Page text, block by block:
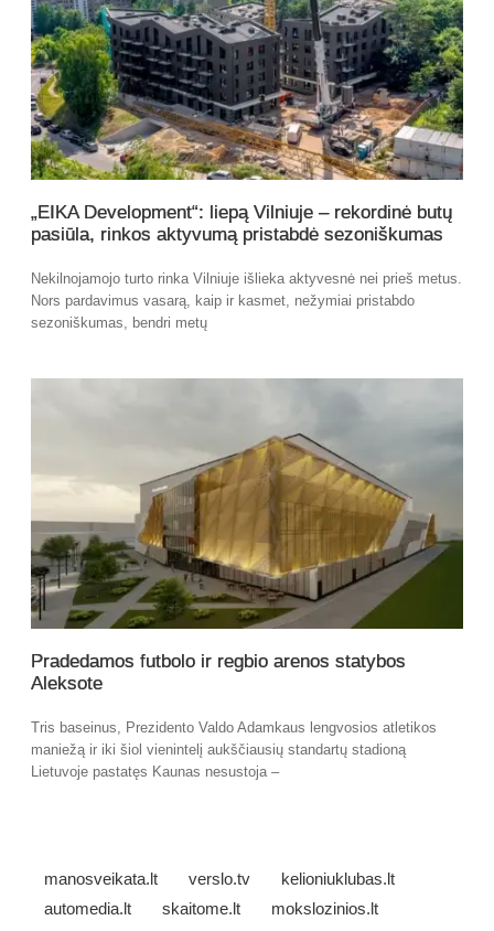
„EIKA Development“: liepą Vilniuje – rekordinė butų
pasiūla, rinkos aktyvumą pristabdė sezoniškumas
Nekilnojamojo turto rinka Vilniuje išlieka aktyvesnė nei prieš metus.
Nors pardavimus vasarą, kaip ir kasmet, nežymiai pristabdo
sezoniškumas, bendri metų
Pradedamos futbolo ir regbio arenos statybos
Aleksote
Tris baseinus, Prezidento Valdo Adamkaus lengvosios atletikos
maniežą ir iki šiol vienintelį aukščiausių standartų stadioną
Lietuvoje pastatęs Kaunas nesustoja –
manosveikata.lt verslo.tv
kelioniuklubas.lt
automedia.lt
skaitome.lt
mokslozinios.lt